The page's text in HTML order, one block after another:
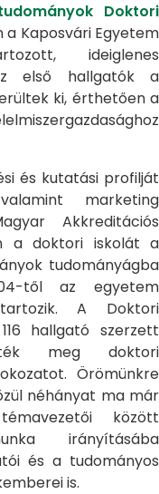
Doktori
a Kaposvári Egyetem
ideiglenes
első hallgatók a
ki, érthetően a
és kutatási profilját
marketing
Akkreditációs
a doktori iskolát a
tudományágba
től az egyetem
tartozik. A Doktori
hallgató szerzett
meg doktori
Örömünkre
néhányat ma már
között
irányításába
és a tudományos
is.